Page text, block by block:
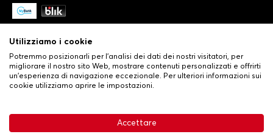
Condizioni generali di vendita•
Politica sulla privacy e sui cookie•Livraison
Utilizziamo i cookie
Potremmo posizionarli per l'analisi dei dati dei nostri visitatori, per
migliorare il nostro sito Web, mostrare contenuti personalizzati e offrirti
un'esperienza di navigazione eccezionale. Per ulteriori informazioni sui
cookie utilizziamo aprire le impostazioni.
Accettare